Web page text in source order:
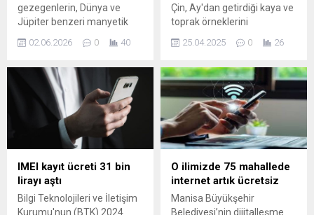
gezegenlerin, Dünya ve
Jüpiter benzeri manyetik
dair güçlü kanıtlar elde
özellikle yıldızına çok yakın
dolanan “sıcak Jüpiter” tipi
gaz devlerinin
atmosferlerindeki sıra dışı
rüzgar davranışlarını
inceleyerek bu sonuca
ulaştı. Nature Astronomy’de
yayımlanan çalışma,
manyetik alanların gezegen
atmosferleri üzerindeki
02.06.2026 0 40
Çin, Ay'dan getirdiği kaya ve
toprak örneklerini
erişimine açıyor. Bu adım,
yüzüne çıkmasını
sağlayabilir. Ayrıca ABD
detayı da tarihsel bir dönüm
noktası olabilir...
25.04.2025 0 26
IMEI kayıt ücreti 31 bin
lirayı aştı
Bilgi Teknolojileri ve İletişim
Kurumu'nun (BTK) 2024
O ilimizde 75 mahallede
internet artık ücretsiz
Manisa Büyükşehir
Belediyesi’nin dijitalleşme